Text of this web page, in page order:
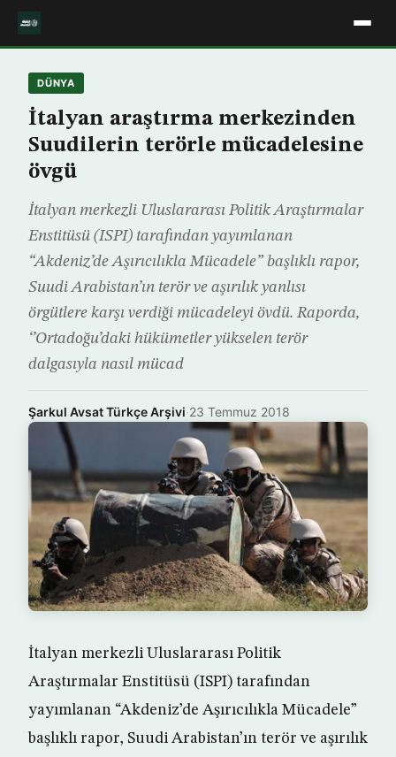
DÜNYA
İtalyan araştırma merkezinden
Suudilerin terörle mücadelesine
övgü
İtalyan merkezli Uluslararası Politik Araştırmalar
Enstitüsü (ISPI) tarafından yayımlanan
“Akdeniz’de Aşırıcılıkla Mücadele” başlıklı rapor,
Suudi Arabistan’ın terör ve aşırılık yanlısı
örgütlere karşı verdiği mücadeleyi övdü. Raporda,
‘’Ortadoğu’daki hükümetler yükselen terör
dalgasıyla nasıl mücad
Şarkul Avsat Türkçe Arşivi·23 Temmuz 2018
İtalyan merkezli Uluslararası Politik
Araştırmalar Enstitüsü (ISPI) tarafından
yayımlanan “Akdeniz’de Aşırıcılıkla Mücadele”
başlıklı rapor, Suudi Arabistan’ın terör ve aşırılık